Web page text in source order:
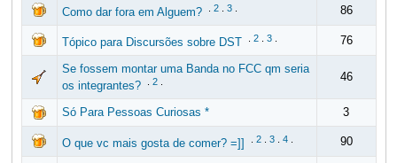
Como dar fora em Alguem? 2. 3. 86
Tópico para Discursões sobre DST 2. 3. 76
Se fossem montar uma Banda no FCC qm seria
os integrantes?
2. 46
Só Para Pessoas Curiosas * 3
O que vc mais gosta de comer? =]] 2. 3. 4. 90